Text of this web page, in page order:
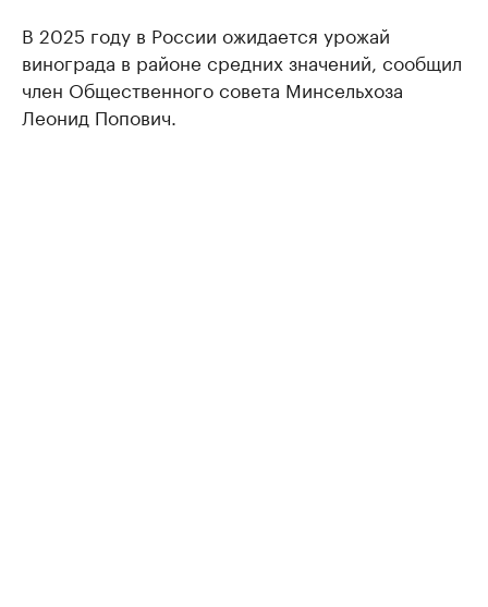
В 2025 году в России ожидается урожай
винограда в районе средних значений, сообщил
член Общественного совета Минсельхоза
Леонид Попович.